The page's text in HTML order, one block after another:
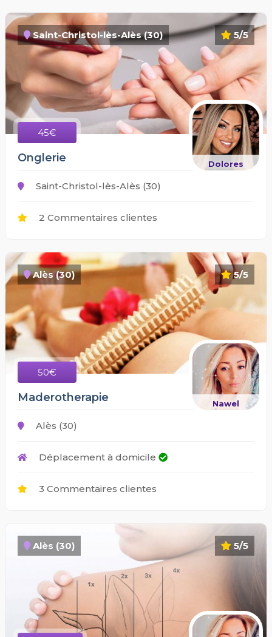
5/5
Saint-Christol-lès-Alès (30)
45€
Dolores
Onglerie
Saint-Christol-lès-Alès (30)
2 Commentaires clientes
5/5
Alès (30)
50€
Nawel
Maderotherapie
Alès (30)
Déplacement à domicile
3 Commentaires clientes
5/5
Alès (30)